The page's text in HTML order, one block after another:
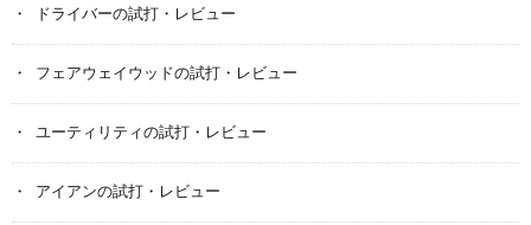
ドライバーの試打・レビュー
フェアウェイウッドの試打・レビュー
ユーティリティの試打・レビュー
アイアンの試打・レビュー